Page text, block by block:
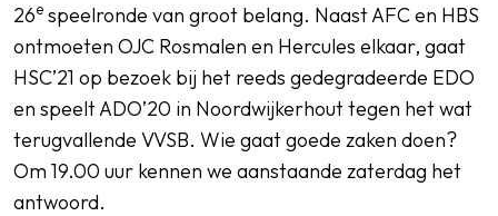
26e speelronde van groot belang. Naast AFC en HBS
ontmoeten OJC Rosmalen en Hercules elkaar, gaat
HSC’21 op bezoek bij het reeds gedegradeerde EDO
en speelt ADO’20 in Noordwijkerhout tegen het wat
terugvallende VVSB. Wie gaat goede zaken doen?
Om 19.00 uur kennen we aanstaande zaterdag het
antwoord.